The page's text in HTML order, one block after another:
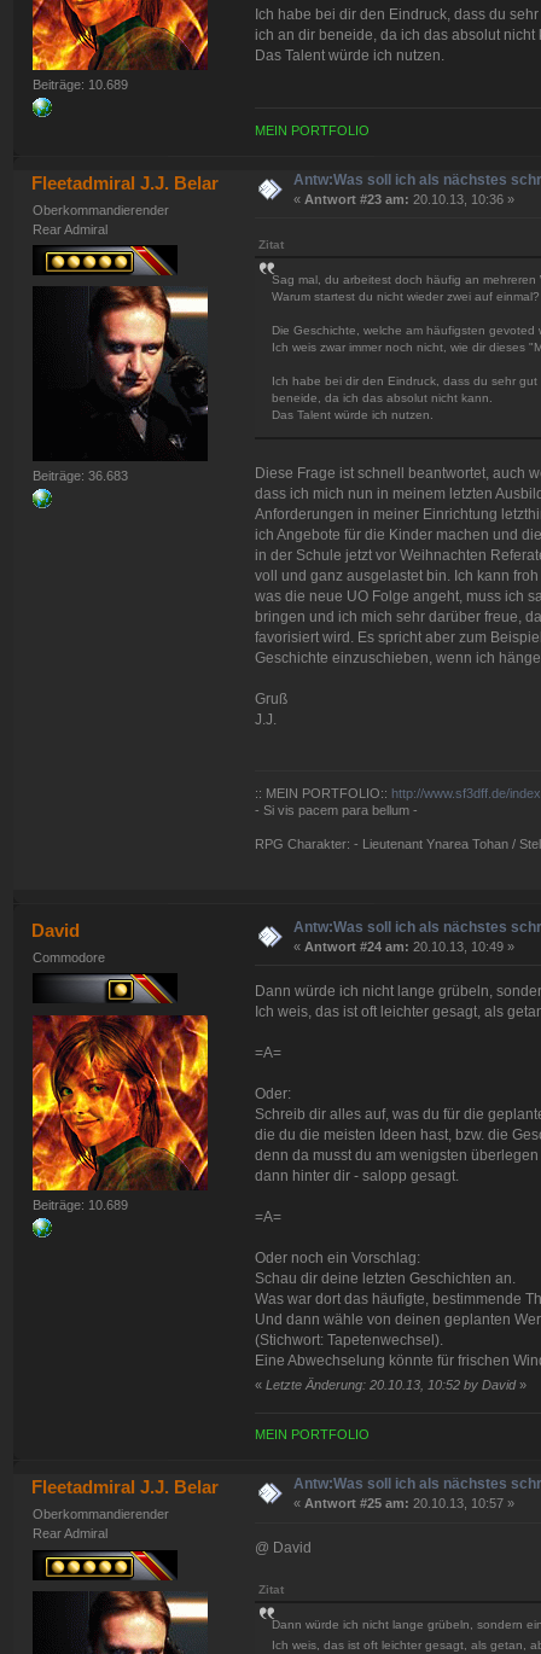
Beiträge: 10.689
Ich habe bei dir den Eindruck, dass du
ich an dir beneide, da ich das absolut nicht
Das Talent würde ich nutzen.
MEIN PORTFOLIO
Fleetadmiral J.J. Belar
Oberkommandierender
Rear Admiral
Beiträge: 36.683
Antw:Was soll ich als nächstes
« Antwort #23 am: 20.10.13, 10:36 »
Zitat
Sag mal, du arbeitest doch häufig an mehreren
Warum startest du nicht wieder zwei auf einmal?
Die Geschichte, welche am häufigsten
Ich weis zwar immer noch nicht, wie dir dieses
Ich habe bei dir den Eindruck, dass du sehr
beneide, da ich das absolut nicht kann.
Das Talent würde ich nutzen.
Diese Frage ist schnell beantwortet, auch
dass ich mich nun in meinem letzten
Anforderungen in meiner Einrichtung
ich Angebote für die Kinder machen und
in der Schule jetzt vor Weihnachten
voll und ganz ausgelastet bin. Ich kann
was die neue UO Folge angeht, muss ich
bringen und ich mich sehr darüber freue,
favorisiert wird. Es spricht aber zum
Geschichte einzuschieben, wenn ich
Gruß
J.J.
:: MEIN PORTFOLIO:: http://www.sf3dff.de/
- Si vis pacem para bellum -
RPG Charakter: - Lieutenant Ynarea Tohan /
David
Commodore
Beiträge: 10.689
Antw:Was soll ich als nächstes
« Antwort #24 am: 20.10.13, 10:49 »
Dann würde ich nicht lange grübeln,
Ich weis, das ist oft leichter gesagt, als
=A=
Oder:
Schreib dir alles auf, was du für die
die du die meisten Ideen hast, bzw. die
denn da musst du am wenigsten
dann hinter dir - salopp gesagt.
=A=
Oder noch ein Vorschlag:
Schau dir deine letzten Geschichten an.
Was war dort das häufigte, bestimmende
Und dann wähle von deinen geplanten
(Stichwort: Tapetenwechsel).
Eine Abwechselung könnte für frischen
« Letzte Änderung: 20.10.13, 10:52 by David»
MEIN PORTFOLIO
Fleetadmiral J.J. Belar
Oberkommandierender
Rear Admiral
Antw:Was soll ich als nächstes
« Antwort #25 am: 20.10.13, 10:57 »
@ David
Zitat
Dann würde ich nicht lange grübeln, sondern
Ich weis, das ist oft leichter gesagt, als getan,